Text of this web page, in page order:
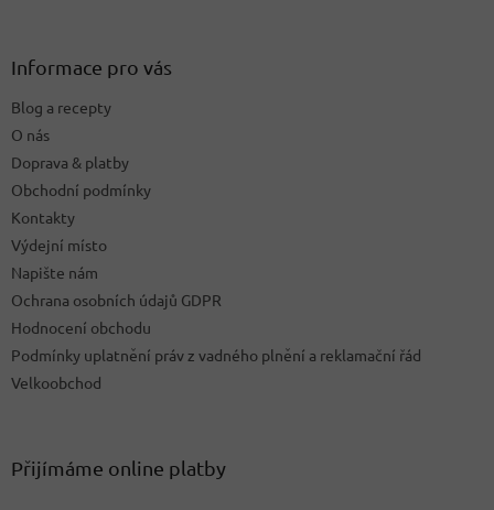
Informace pro vás
Blog a recepty
O nás
Doprava & platby
Obchodní podmínky
Kontakty
Výdejní místo
Napište nám
Ochrana osobních údajů GDPR
Hodnocení obchodu
Podmínky uplatnění práv z vadného plnění a reklamační řád
Velkoobchod
Přijímáme online platby